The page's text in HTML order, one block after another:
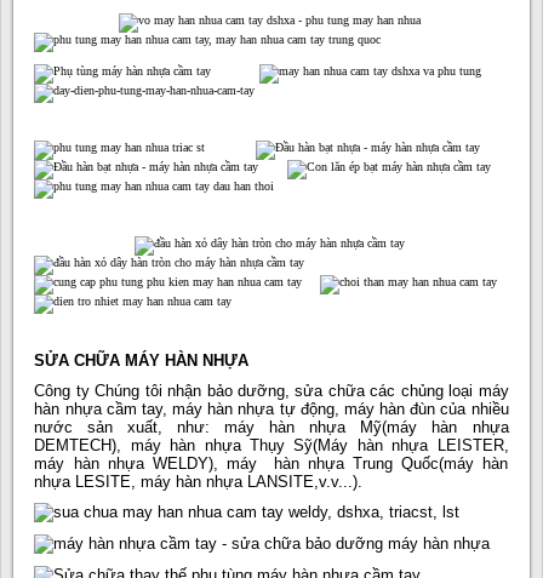
SỬA CHỮA MÁY HÀN NHỰA
Công ty Chúng tôi nhận bảo dưỡng, sửa chữa các chủng loại máy
hàn nhựa cầm tay, máy hàn nhựa tự động, máy hàn đùn của nhiều
nước sản xuất, như: máy hàn nhựa Mỹ(máy hàn nhựa
DEMTECH), máy hàn nhựa Thụy Sỹ(Máy hàn nhựa LEISTER,
máy hàn nhựa WELDY), máy hàn nhựa Trung Quốc(máy hàn
nhựa LESITE, máy hàn nhựa LANSITE,v.v...).